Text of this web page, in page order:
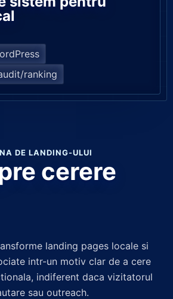
ranking
DE LANDING-ULUI
cerere
landing pages locale si
intr-un motiv clar de a cere
indiferent daca vizitatorul
sau outreach.